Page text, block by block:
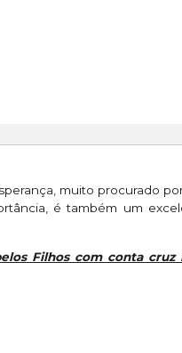
muito procurado
é também um
Filhos com conta cruz